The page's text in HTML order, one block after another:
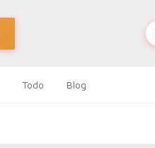
Todo Blog